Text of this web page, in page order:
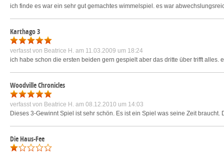
ich finde es war ein sehr gut gemachtes wimmelspiel. es war
Karthago 3
verfasst von Beatrice H. am 11.03.2009 um 18:24
ich habe schon die ersten beiden gern gespielt aber das dritte über trifft alles.
Woodville Chronicles
verfasst von Beatrice H. am 08.12.2010 um 14:03
Dieses 3-Gewinnt Spiel ist sehr schön. Es ist ein Spiel was seine Zeit
Die Haus-Fee